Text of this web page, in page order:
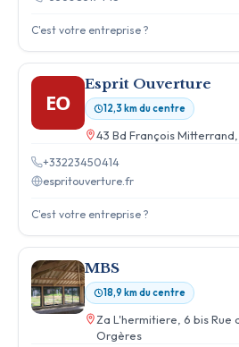
C'est votre entreprise ?
EO
Esprit Ouverture
12,3 km du centre
43 Bd François
+33223450414
espritouverture.fr
C'est votre entreprise ?
MBS
18,9 km du centre
Za L'hermitiere, 6 bis Rue
Orgères